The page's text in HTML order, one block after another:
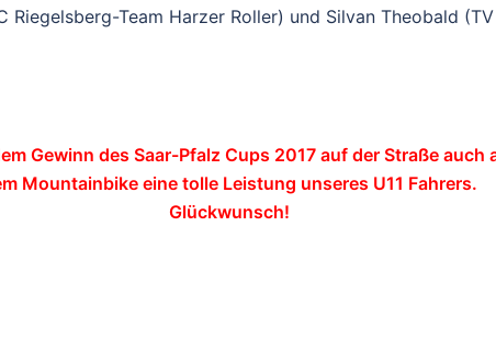
Team Harzer Roller) und Silvan Theobald (TV
em Gewinn des Saar-Pfalz Cups 2017 auf der Straßeauch
Mountainbike eine tolle Leistung unseres U11 Fahrers.
Glückwunsch!